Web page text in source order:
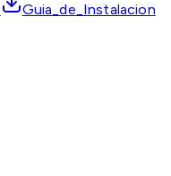
Guia_de_Instalacion